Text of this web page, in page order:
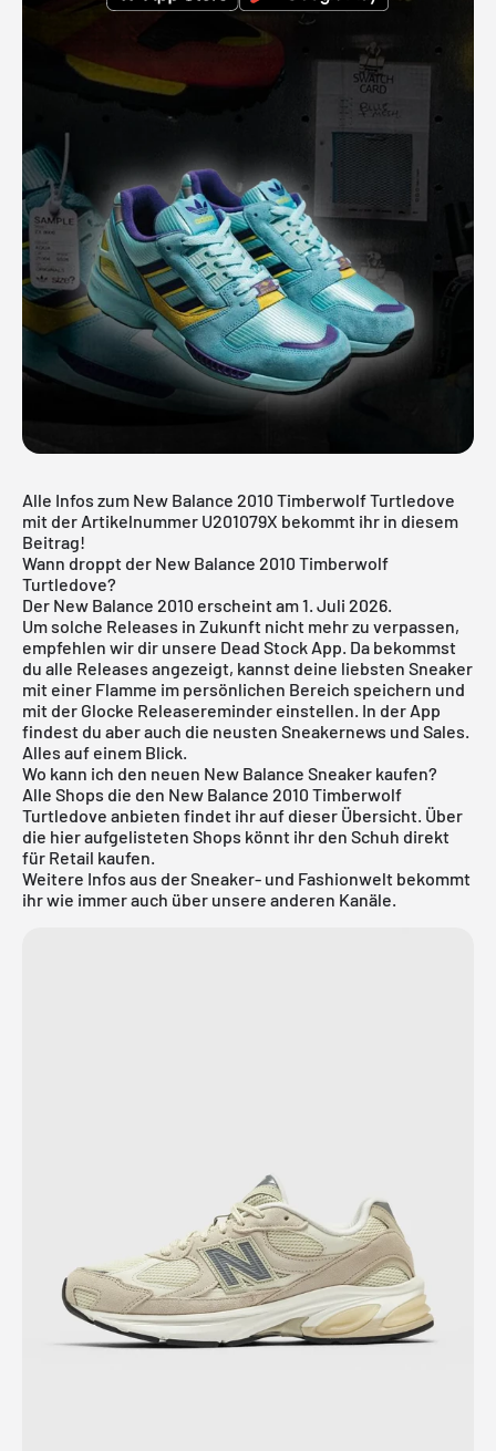
Alle Infos zum New Balance 2010 Timberwolf Turtledove
mit der Artikelnummer U201079X bekommt ihr in diesem
Beitrag!
Wann droppt der New Balance 2010 Timberwolf
Turtledove?
Der New Balance 2010 erscheint am 1. Juli 2026.
Um solche Releases in Zukunft nicht mehr zu verpassen,
empfehlen wir dir unsere Dead Stock App. Da bekommst
du alle Releases angezeigt, kannst deine liebsten Sneaker
mit einer Flamme im persönlichen Bereich speichern und
mit der Glocke Releasereminder einstellen. In der App
findest du aber auch die neusten Sneakernews und Sales.
Alles auf einem Blick.
Wo kann ich den neuen New Balance Sneaker kaufen?
Alle Shops die den New Balance 2010 Timberwolf
Turtledove anbieten findet ihr auf dieser Übersicht. Über
die hier aufgelisteten Shops könnt ihr den Schuh direkt
für Retail kaufen.
Weitere Infos aus derSneaker- und Fashionwelt bekommt
ihr wie immer auch über unsere anderen Kanäle.